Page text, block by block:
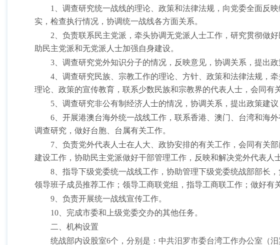
1、调查研究统一战线的理论、政策和法律法规，向党委全面反
实，检查执行情况，协调统一战线各方面关系。
2、负责联系民主党派，牵头协调无党派人士工作，研究贯彻做
助民主党派和无党派人士加强自身建设。
3、调查研究党外知识分子的情况，反映意见，协调关系，提出
4、调查研究民族、宗教工作的理论、方针、政策和法律法规，
理论、政策的宣传教育，联系少数民族和宗教界的代表人士，会同有
5、调查研究非公有制经济人士的情况，协调关系，提出政策建
6、开展港澳台海外统一战线工作，联系香港、澳门、台湾和海
调查研究，做好台胞、台属有关工作。
7、负责党外代表人士在人大、政协安排的有关工作，会同有关
建设工作，协助民主党派做好干部管理工作，反映和解决党外代表人
8、指导下级党委统一战线工作，协助管理下级党委统战部部长
领导班子成员推荐工作；领导工商联党组，指导工商联工作；做好有
9、负责开展统一战线宣传工作。
10、完成市委和上级党委交办的其他任务。
二、机构设置
统战部内设股室6个，分别是：中共汨罗市委台湾工作办公室（